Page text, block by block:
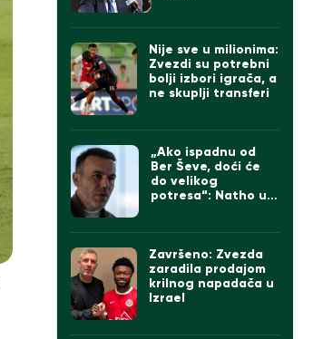
Nije sve u milionima:
Zvezdi su potrebni
bolji izbori igrača, a
ne skuplji transferi
„Ako ispadnu od
Ber Ševe, doći će
do velikog
potresa“: Natho u
Završeno: Zvezda
zaradila prodajom
krilnog napadača u
Izrael